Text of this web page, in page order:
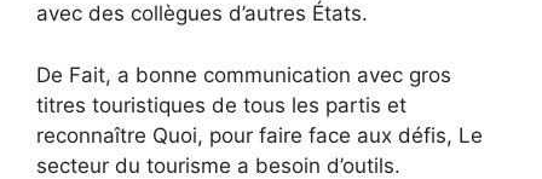
avec des collègues d’autres États.
De Fait, a bonne communication avec gros
titres touristiques de tous les partis et
reconnaître Quoi, pour faire face aux défis, Le
secteur du tourisme a besoin d’outils.